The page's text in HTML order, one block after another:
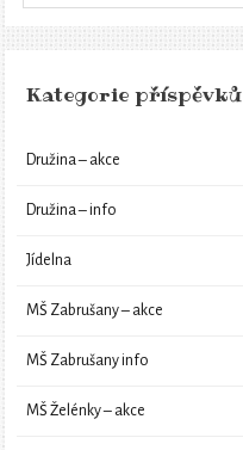
Kategorie příspěvků
Družina – akce
Družina – info
Jídelna
MŠ Zabrušany – akce
MŠ Zabrušany info
MŠ Želénky – akce